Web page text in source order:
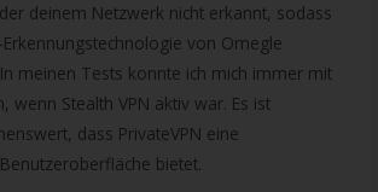
deinem Netzwerk nicht erkannt, sodass
von Omegle
meinen Tests konnte ich mich immer mit
wenn Stealth VPN aktiv war. Es ist
dass PrivateVPN eine
bietet.